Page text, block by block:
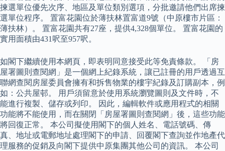
揀選單位優先次序、地區及單位類別選項，分批邀請他們出席揀
選單位程序。 置富花園位於薄扶林置富道9號（中原樓市片區：
薄扶林）。 置富花園共有27座，提供4,328個單位。 置富花園的
實用面積由431呎至957呎。
如閣下繼續使用本網頁，即表明同意接受此等免責條款。 「房
屋署圖則查閱網」是一個網上紀錄系統，讓已註冊的用戶透過互
聯網查閱房屋委員會擁有和拆售物業的樓宇紀錄及訂購副本，例
如：公共屋邨。 用戶須留意於使用系統瀏覽圖則及文件時，不
能進行複製、儲存或列印。 因此，編輯軟件或應用程式的相關
功能將不能使用，而在關閉「房屋署圖則查閱網」後，這些功能
將回復正常。 本公司擬使用閣下的個人姓名、電話號碼、傳
真、地址或電郵地址處理閣下的申請、回覆閣下查詢並作地產代
理服務的促銷及向閣下提供中原集團其他公司的資訊。 本公司